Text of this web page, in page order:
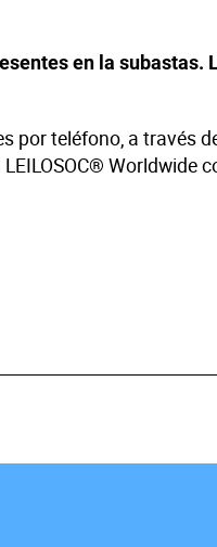
en la subastas.
por teléfono, a través
Worldwide